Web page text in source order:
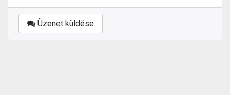
Üzenet küldése